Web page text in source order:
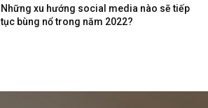
Những xu hướng social media nào sẽ tiếp
tục bùng nổ trong năm 2022?